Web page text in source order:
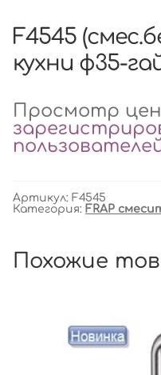
F4545
кухни ф35-
Просмотр
Артикул: F4545
Категория: FRAP
Похожие